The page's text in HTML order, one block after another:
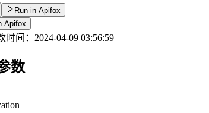
Run in Apifox
Apifox
时间： 2024-04-09 03:56:59
数